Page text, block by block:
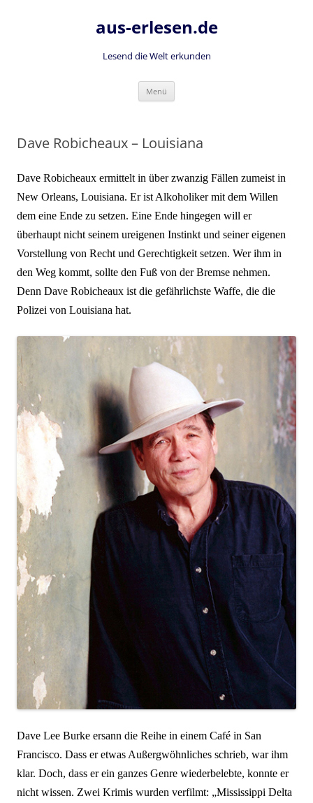
aus-erlesen.de
Lesend die Welt erkunden
Menü
Dave Robicheaux – Louisiana
Dave Robicheaux ermittelt in über zwanzig Fällen zumeist in
New Orleans, Louisiana. Er ist Alkoholiker mit dem Willen
dem eine Ende zu setzen. Eine Ende hingegen will er
überhaupt nicht seinem ureigenen Instinkt und seiner eigenen
Vorstellung von Recht und Gerechtigkeit setzen. Wer ihm in
den Weg kommt, sollte den Fuß von der Bremse nehmen.
Denn Dave Robicheaux ist die gefährlichste Waffe, die die
Polizei von Louisiana hat.
Dave Lee Burke ersann die Reihe in einem Café in San
Francisco. Dass er etwas Außergwöhnliches schrieb, war ihm
klar. Doch, dass er ein ganzes Genre wiederbelebte, konnte er
nicht wissen. Zwei Krimis wurden verfilmt: „Mississippi Delta